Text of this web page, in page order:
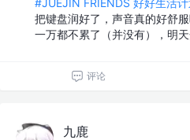
#JUEJIN FRIENDS 好好生活
把键盘润好了，声音真的好舒
一万都不累了（并没有），明天
评论
九鹿